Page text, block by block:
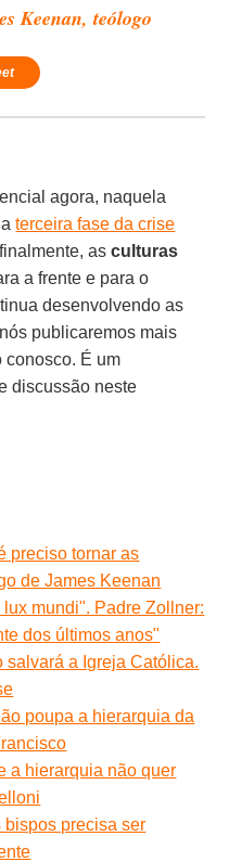
Keenan, teólogo
agora, naquela
aterceira fase da crise
asculturas
a frente e para o
desenvolvendo as
publicaremos mais
conosco. É um
discussão neste
preciso tornar as
de James Keenan
mundi". Padre Zollner:
dos últimos anos"
a Igreja Católica.
poupa a hierarquia da
a hierarquia não quer
precisa ser